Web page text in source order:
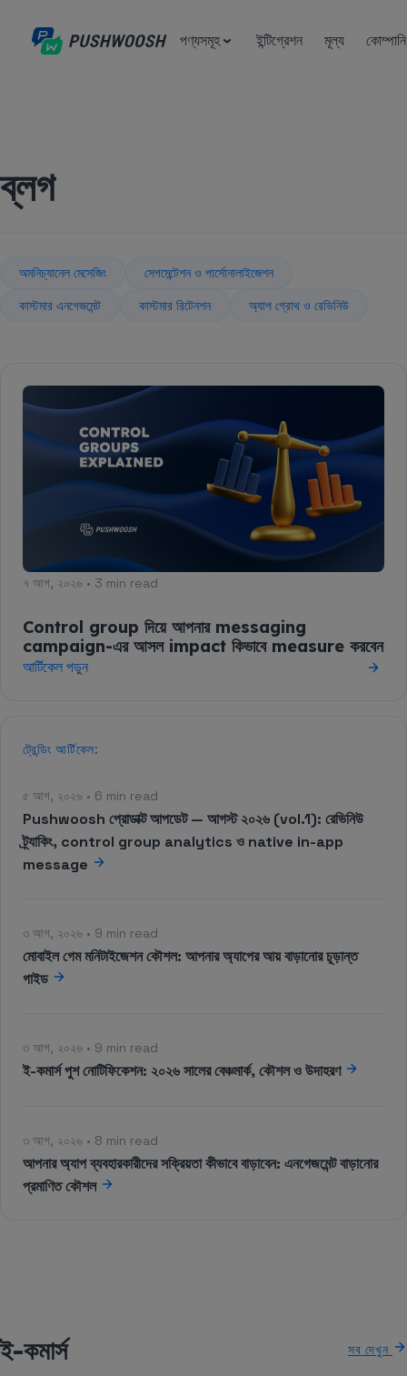
পণ্যসমূহ ইন্টিগ্রেশন মূল্য কোম্পানি
ব্লগ
অমনিচ্যানেল মেসেজিং
সেগমেন্টেশন ও পার্সোনালাইজেশন
কাস্টমার এনগেজমেন্ট
কাস্টমার রিটেনশন অ্যাপ গ্রোথ ও রেভিনিউ
৭ আগ, ২০২৬ • 3 min read
Control group দিয়ে আপনার messaging
campaign-এর আসল impact কিভাবে measure করবেন
আর্টিকেল পড়ুন
ট্রেন্ডিং আর্টিকেল:
৫ আগ, ২০২৬ • 6 min read
Pushwoosh প্রোডাক্ট আপডেট — আগস্ট ২০২৬ (vol.1): রেভিনিউ
ট্র্যাকিং, control group analytics ও native in-app
message
৩ আগ, ২০২৬ • 9 min read
মোবাইল গেম মনিটাইজেশন কৌশল: আপনার অ্যাপের আয় বাড়ানোর চূড়ান্ত
গাইড
৩ আগ, ২০২৬ • 9 min read
ই-কমার্স পুশ নোটিফিকেশন: ২০২৬ সালের বেঞ্চমার্ক, কৌশল ও উদাহরণ
৩ আগ, ২০২৬ • 8 min read
আপনার অ্যাপ ব্যবহারকারীদের সক্রিয়তা কীভাবে বাড়াবেন: এনগেজমেন্ট বাড়ানোর
প্রমাণিত কৌশল
ই-কমার্স সব দেখুন